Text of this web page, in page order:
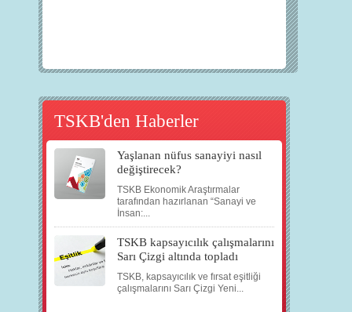
TSKB'den Haberler
Yaşlanan nüfus sanayiyi nasıl
değiştirecek?
TSKB Ekonomik Araştırmalar
tarafından hazırlanan “Sanayi ve
İnsan:...
TSKB kapsayıcılık çalışmalarını
Sarı Çizgi altında topladı
TSKB, kapsayıcılık ve fırsat eşitliği
çalışmalarını Sarı Çizgi Yeni...